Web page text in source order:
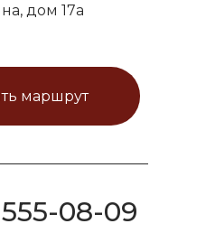
дом 17а
08-09
маршрут